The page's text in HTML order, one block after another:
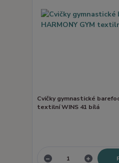
Cvičky gymnastické
textilní WINS 41 bílá